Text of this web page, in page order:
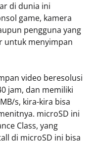
di dunia ini
game, kamera
pengguna yang
untuk menyimpan
video beresolusi
jam, dan memiliki
s, kira-kira bisa
microSD ini
Class, yang
di microSD ini bisa